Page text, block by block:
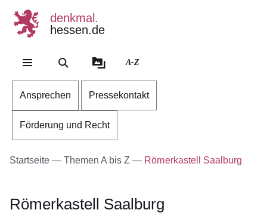
denkmal.
hessen.de
A-Z
Ansprechen Pressekontakt
Förderung und Recht
Startseite Themen A bis Z Römerkastell Saalburg
Römerkastell Saalburg